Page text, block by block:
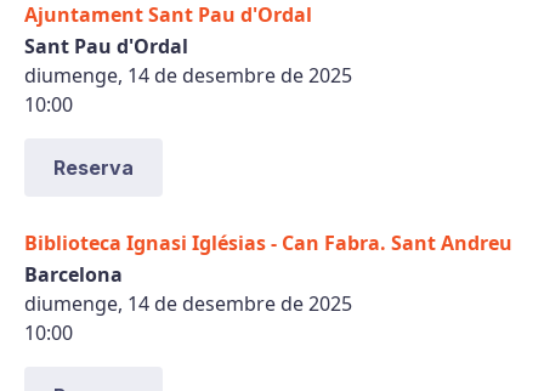
Ajuntament Sant Pau d'Ordal
Sant Pau d'Ordal
diumenge, 14 de desembre de 2025
10:00
Reserva
Biblioteca Ignasi Iglésias - Can Fabra. Sant Andreu
Barcelona
diumenge, 14 de desembre de 2025
10:00